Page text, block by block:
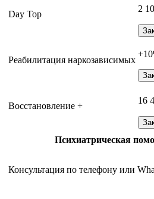
Day Top
2
Реабилитация наркозависимых
Восстановление +
16
Психиатрическая
Консультация по телефону или